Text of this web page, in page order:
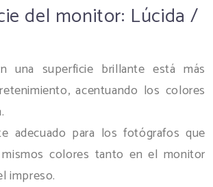
del monitor: Lúcida /
una superficie brillante está más
acentuando los colores
adecuado para los fotógrafos que
colores tanto en el monitor
impreso.